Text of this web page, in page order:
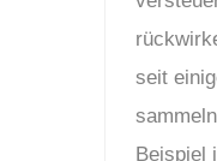
seit
Beispiel